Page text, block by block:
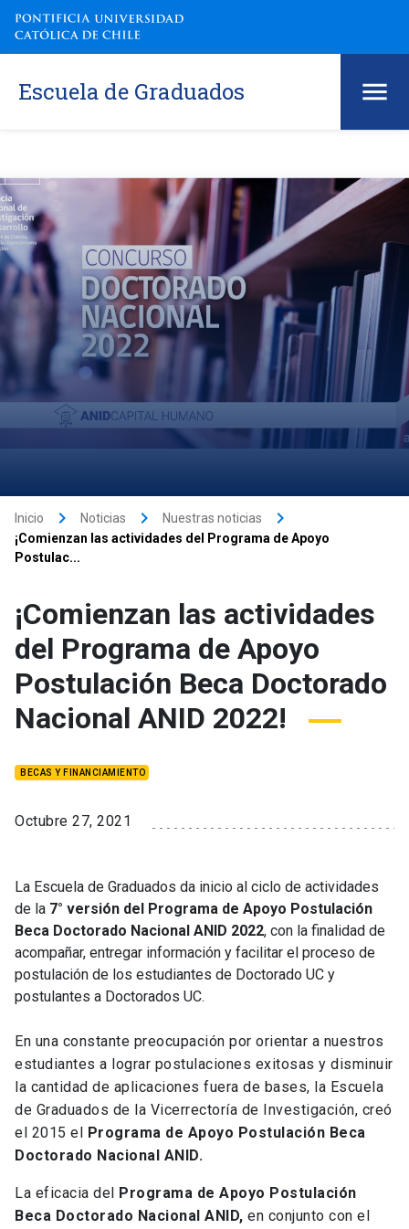
Escuela de Graduados
Inicio keyboard_arrow_right Noticias keyboard_arrow_right Nuestras noticias keyboard_arrow_right
¡Comienzan las actividades del Programa de Apoyo
Postulac...
¡Comienzan las actividades
del Programa de Apoyo
Postulación Beca Doctorado
Nacional ANID 2022!
BECAS Y FINANCIAMIENTO
Octubre 27, 2021
La Escuela de Graduados da inicio al ciclo de actividades
de la 7° versión del Programa de Apoyo Postulación
Beca Doctorado Nacional ANID 2022, con la finalidad de
acompañar, entregar información y facilitar el proceso de
postulación de los estudiantes de Doctorado UC y
postulantes a Doctorados UC.
En una constante preocupación por orientar a nuestros
estudiantes a lograr postulaciones exitosas y disminuir
la cantidad de aplicaciones fuera de bases, la Escuela
de Graduados de la Vicerrectoría de Investigación, creó
el 2015 el Programa de Apoyo Postulación Beca
Doctorado Nacional ANID.
La eficacia del Programa de Apoyo Postulación
Beca Doctorado Nacional ANID, en conjunto con el